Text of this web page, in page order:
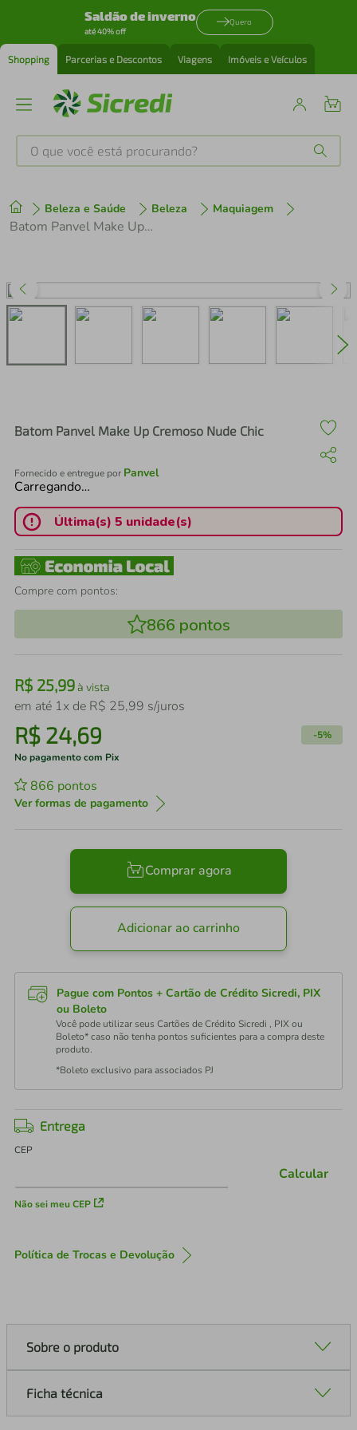
Saldão de inverno
até 40% off
Quero
Shopping Parcerias e Descontos Viagens Imóveis e Veículos
O que você está procurando?
Beleza e Saúde Beleza Maquiagem
Batom Panvel Make Up Cremoso Nude Chic
Batom Panvel Make Up Cremoso Nude Chic
Fornecido e entregue por Panvel
Carregando…
Última(s) 5 unidade(s)
Compre com pontos:
866 pontos
R$ 25,99à vista
em até 1x de R$ 25,99 s/juros
R$ 24,69 -5%
No pagamento com Pix
866 pontos
Ver formas de pagamento
Comprar agora
Adicionar ao carrinho
Pague com Pontos + Cartão de Crédito Sicredi, PIX
ou Boleto
Você pode utilizar seus Cartões de Crédito Sicredi , PIX ou
Boleto* caso não tenha pontos suficientes para a compra deste
produto.
*Boleto exclusivo para associados PJ
Entrega
CEP
Não sei meu CEP
Calcular
Política de Trocas e Devolução
Sobre o produto
Ficha técnica
1º tenis
perfume